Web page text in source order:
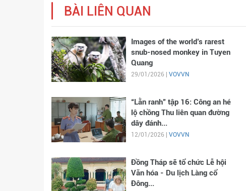
BÀI LIÊN QUAN
Images of the world’s rarest
snub-nosed monkey in Tuyen
Quang
29/01/2026 | VOVVN
“Lằn ranh” tập 16: Công an hé
lộ chồng Thu liên quan đường
dây đánh...
12/01/2026 | VOVVN
Đồng Tháp sẽ tổ chức Lễ hội
Văn hóa - Du lịch Làng cổ
Đông...